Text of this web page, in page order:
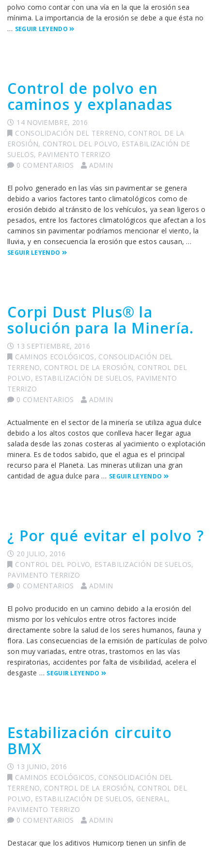
polvo como contar con una vía en la que la erosión sea
mínima. La importancia de la erosión se debe a que ésta no
… SEGUIR LEYENDO
Control de polvo en
caminos y explanadas
14 NOVIEMBRE, 2016
CONSOLIDACIÓN DEL TERRENO, CONTROL DE LA
EROSIÓN, CONTROL DEL POLVO, ESTABILIZACIÓN DE
SUELOS, PAVIMENTO TERRIZO
0 COMENTARIOS
ADMIN
El polvo generado en las vías sin pavimentar se genera
debido a varios factores tanto climatológicos como de
erosión debido al tránsito de los vehículos, ya sean ligeros o
pesados, entre los factores climatológicos que afectan a los
caminos sin pavimentar podríamos mencionar el viento, la
lluvia, y en consecuencia la erosión que estos causan, …
SEGUIR LEYENDO
Corpi Dust Plus® la
solución para la Minería.
13 SEPTIEMBRE, 2016
CAMINOS ECOLÓGICOS, CONSOLIDACIÓN DEL
TERRENO, CONTROL DE LA EROSIÓN, CONTROL DEL
POLVO, ESTABILIZACIÓN DE SUELOS, PAVIMENTO
TERRIZO
0 COMENTARIOS
ADMIN
Actualmente en el sector de la minería se utiliza agua dulce
debido a los altos costos que conlleva hacer llegar agua
salada desde las zonas costeras al yacimiento o explotación
minera. Es de todos sabido, que el agua es el principal
recurso para el Planeta. Las mineras utilizan una gran
cantidad de agua dulce para … SEGUIR LEYENDO
¿ Por qué evitar el polvo ?
20 JULIO, 2016
CONTROL DEL POLVO, ESTABILIZACIÓN DE SUELOS,
PAVIMENTO TERRIZO
0 COMENTARIOS
ADMIN
El polvo producido en un camino debido a la erosión del
mismo por los vehículos entre otros factores incide
directamente sobre la salud de los seres humanos, fauna y
flora. Las consecuencias de la emisión de partículas de polvo
son muy variadas, entre otras, trastornos en las vías
respiratorias, accidentes por falta de visibilidad, acelera el
desgaste … SEGUIR LEYENDO
Estabilización circuito
BMX
13 JUNIO, 2016
CAMINOS ECOLÓGICOS, CONSOLIDACIÓN DEL
TERRENO, CONTROL DE LA EROSIÓN, CONTROL DEL
POLVO, ESTABILIZACIÓN DE SUELOS, GENERAL,
PAVIMENTO TERRIZO
0 COMENTARIOS
ADMIN
Destacar que los aditivos Humicorp tienen un sinfín de